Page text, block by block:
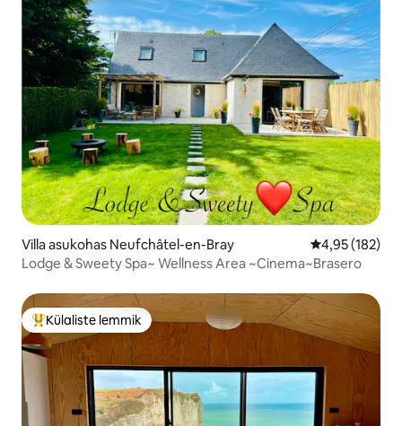
Villa asukohas Neufchâtel-en-Bray Keskmine
4,95 (182)
Lodge & Sweety Spa~ Wellness Area ~Cinema~Brasero
Külaliste suur lemmik
Külaliste lemmik